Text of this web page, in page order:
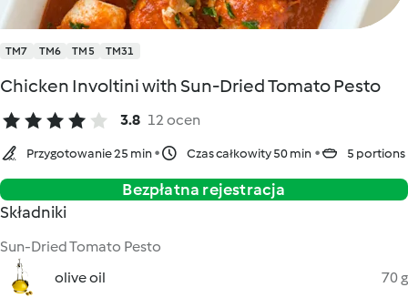
TM7 TM6 TM5 TM31
Chicken Involtini with Sun-Dried Tomato Pesto
3.8 12 ocen
Przygotowanie 25 min Czas całkowity 50 min 5 portions
Bezpłatna rejestracja
Składniki
Sun-Dried Tomato Pesto
olive oil
70 g